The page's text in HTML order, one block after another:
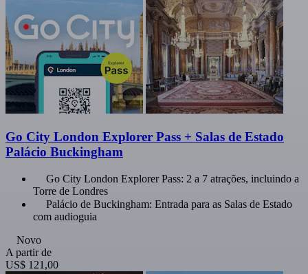
Go City London Explorer Pass + Salas de Estado
Palácio Buckingham
Go City London Explorer Pass: 2 a 7 atrações, incluindo a
Torre de Londres
Palácio de Buckingham: Entrada para as Salas de Estado
com audioguia
Novo
A partir de
US$ 121,00